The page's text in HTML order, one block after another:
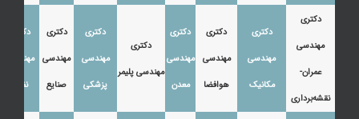
دکتری
مهندسی
عمران-
نقشه‌برداری
دکتری
مهندسی
مکانیک
دکتری
مهندسی
هوافضا
دکتری
مهندسی
معدن
دکتری
مهندسی پلیمر
دکتری
مهندسی
پزشکی
دکتری
مهندسی
صنایع
دکتری
مهندسی
نفت